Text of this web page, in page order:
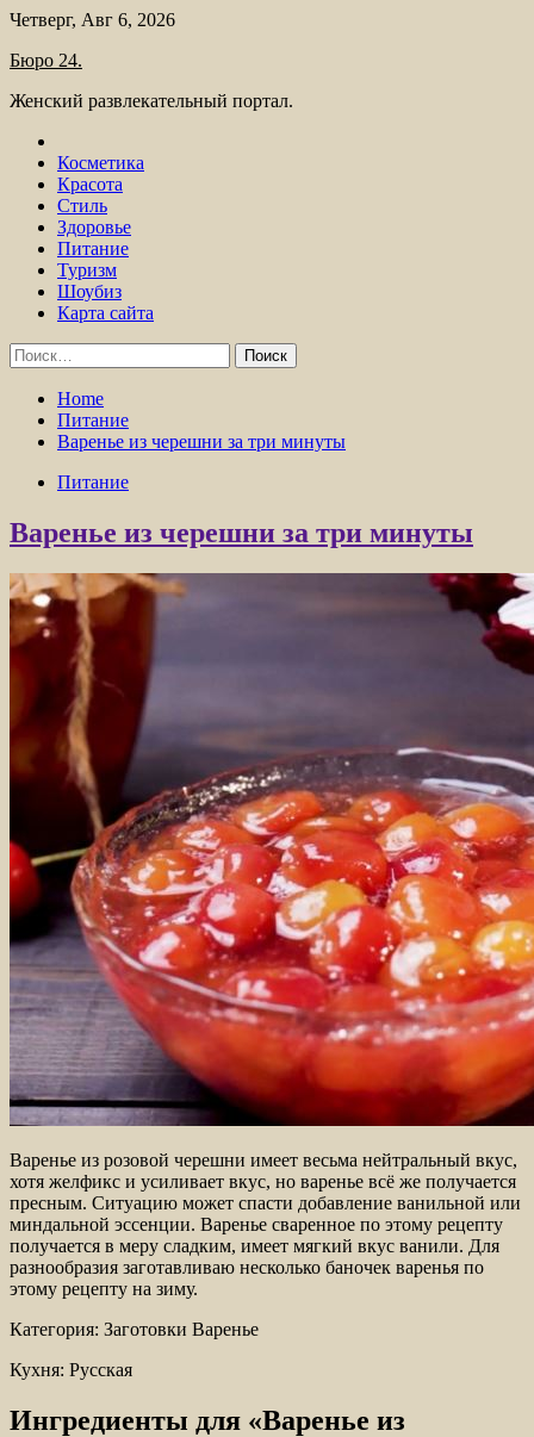
Skip
content
Четверг, Авг 6, 2026
Бюро 24.
Женский развлекательный портал.
Косметика
Красота
Стиль
Здоровье
Питание
Туризм
Шоубиз
Карта сайта
Найти:
Home
Питание
Варенье из черешни за три минуты
Питание
Варенье из черешни за три минуты
Варенье из розовой черешни имеет весьма нейтральный вкус,
хотя желфикс и усиливает вкус, но варенье всё же получается
пресным. Ситуацию может спасти добавление ванильной или
миндальной эссенции. Варенье сваренное по этому рецепту
получается в меру сладким, имеет мягкий вкус ванили. Для
разнообразия заготавливаю несколько баночек варенья по
этому рецепту на зиму.
Категория: Заготовки Варенье
Кухня: Русская
Ингредиенты для «Варенье из